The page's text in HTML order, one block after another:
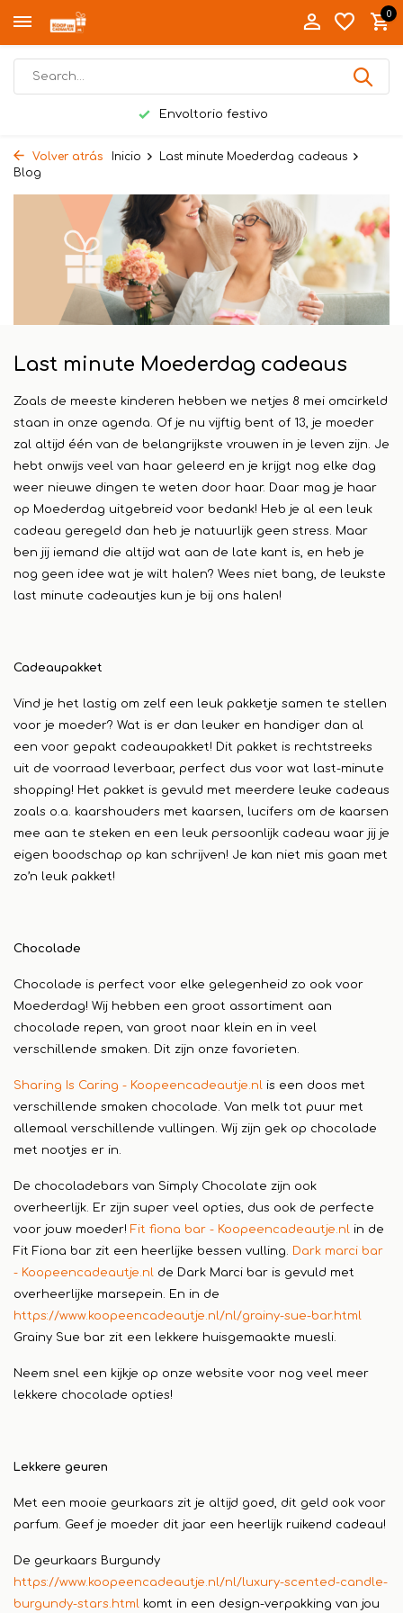
0
Envoltorio festivo
Volver atrás Inicio
Last minute Moederdag cadeaus
Blog
Last minute Moederdag cadeaus
Zoals de meeste kinderen hebben we netjes 8 mei omcirkeld
staan in onze agenda. Of je nu vijftig bent of 13, je moeder
zal altijd één van de belangrijkste vrouwen in je leven zijn. Je
hebt onwijs veel van haar geleerd en je krijgt nog elke dag
weer nieuwe dingen te weten door haar. Daar mag je haar
op Moederdag uitgebreid voor bedank! Heb je al een leuk
cadeau geregeld dan heb je natuurlijk geen stress. Maar
ben jij iemand die altijd wat aan de late kant is, en heb je
nog geen idee wat je wilt halen? Wees niet bang, de leukste
last minute cadeautjes kun je bij ons halen!
Cadeaupakket
Vind je het lastig om zelf een leuk pakketje samen te stellen
voor je moeder? Wat is er dan leuker en handiger dan al
een voor gepakt cadeaupakket! Dit pakket is rechtstreeks
uit de voorraad leverbaar, perfect dus voor wat last-minute
shopping! Het pakket is gevuld met meerdere leuke cadeaus
zoals o.a. kaarshouders met kaarsen, lucifers om de kaarsen
mee aan te steken en een leuk persoonlijk cadeau waar jij je
eigen boodschap op kan schrijven! Je kan niet mis gaan met
zo’n leuk pakket!
Chocolade
Chocolade is perfect voor elke gelegenheid zo ook voor
Moederdag! Wij hebben een groot assortiment aan
chocolade repen, van groot naar klein en in veel
verschillende smaken. Dit zijn onze favorieten.
Sharing Is Caring - Koopeencadeautje.nl is een doos met
verschillende smaken chocolade. Van melk tot puur met
allemaal verschillende vullingen. Wij zijn gek op chocolade
met nootjes er in.
De chocoladebars van Simply Chocolate zijn ook
overheerlijk. Er zijn super veel opties, dus ook de perfecte
voor jouw moeder! Fit fiona bar - Koopeencadeautje.nl in de
Fit Fiona bar zit een heerlijke bessen vulling. Dark marci bar
- Koopeencadeautje.nl de Dark Marci bar is gevuld met
overheerlijke marsepein. En in de
https://www.koopeencadeautje.nl/nl/grainy-sue-bar.html
Grainy Sue bar zit een lekkere huisgemaakte muesli.
Neem snel een kijkje op onze website voor nog veel meer
lekkere chocolade opties!
Lekkere geuren
Met een mooie geurkaars zit je altijd goed, dit geld ook voor
parfum. Geef je moeder dit jaar een heerlijk ruikend cadeau!
De geurkaars Burgundy
https://www.koopeencadeautje.nl/nl/luxury-scented-candle-
burgundy-stars.html komt in een design-verpakking van jou